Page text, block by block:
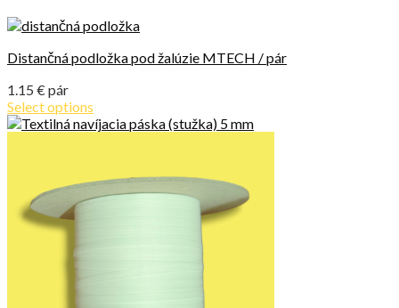
Distančná podložka pod žalúzie MTECH / pár
1.15 € pár
Select options